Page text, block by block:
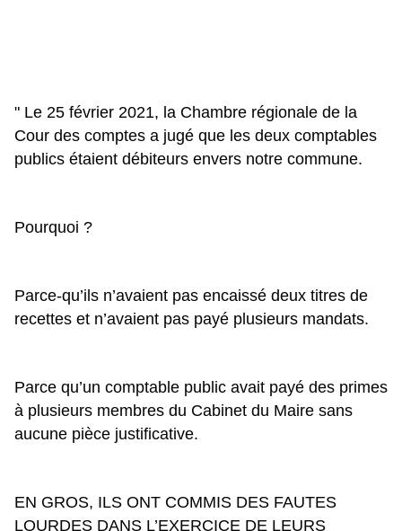
" Le 25 février 2021, la Chambre régionale de la
Cour des comptes a jugé que les deux comptables
publics étaient débiteurs envers notre commune.
Pourquoi ?
Parce-qu’ils n’avaient pas encaissé deux titres de
recettes et n’avaient pas payé plusieurs mandats.
Parce qu’un comptable public avait payé des primes
à plusieurs membres du Cabinet du Maire sans
aucune pièce justificative.
EN GROS, ILS ONT COMMIS DES FAUTES
LOURDES DANS L’EXERCICE DE LEURS